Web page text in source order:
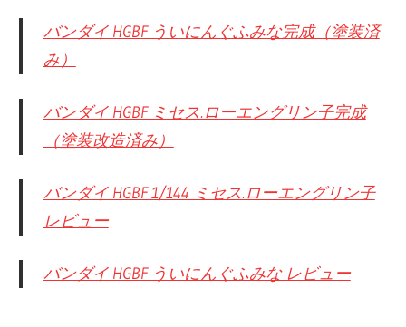
バンダイ HGBF ういにんぐふみな完成（塗装済
み）
バンダイ HGBF ミセス.ローエングリン子完成
（塗装改造済み）
バンダイ HGBF 1/144 ミセス.ローエングリン子
レビュー
バンダイ HGBF ういにんぐふみな レビュー